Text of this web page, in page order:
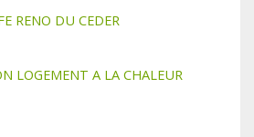
RENO DU CEDER
LOGEMENT A LA CHALEUR